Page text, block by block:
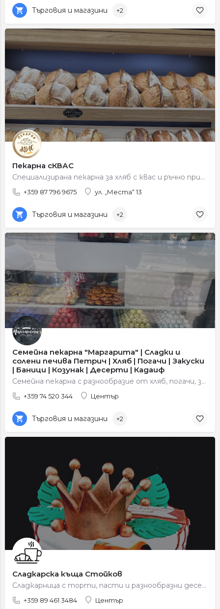
Търговия и магазини +2
Пекарна сКВАС
Специализирана пекарна за хляб с квас и ръчно приготвени печива по традиционни рецепти.
+359 87 796 9675 ул. „Места“ 13
Търговия и магазини +2
Семейна пекарна "Маргарита" | Сладки и
солени печива Петрич | Хляб | Погачи | Закуски
| Баници | Козунак | Десерти | Кадаиф
Семейна пекарна с разнообразие от хляб, погачи, закуски, баници, козунаци и сладки десерти.
+359 74 520 344 Център
Търговия и магазини +2
Сладкарска къща Стойков
Сладкарница с торти, пасти и разнообразни десерти за всеки повод.
+359 89 461 3484 Център